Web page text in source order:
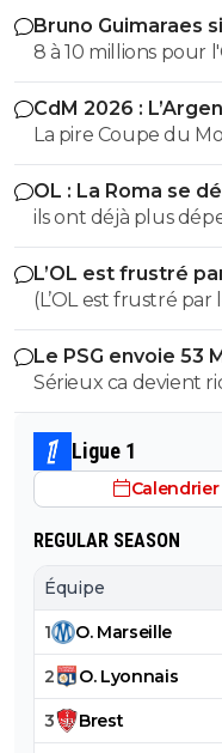
Bruno Guimaraes
8 à 10 millions pour
CdM 2026 :
pris cher
La pire Coupe du
OL : La Roma se
ils ont déjà plus
réunis hors quatar..
des clubs qui sont
du plus fort tout
L’OL est frustré
(L’OL est frustré
public aussi commence a
"excellents" joueurs
récupérer quoi ?
arriver a construire
avec , une équipe
l'instant, ???
Le PSG envoie 53
Sérieux ca devient
pour la supercoupe
Ligue 1
Calendrier
REGULAR SEASON
Équipe
1 O. Marseille
2 O. Lyonnais
3 Brest